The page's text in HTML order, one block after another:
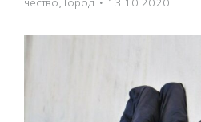
чест­во, Город · 13.10.2020